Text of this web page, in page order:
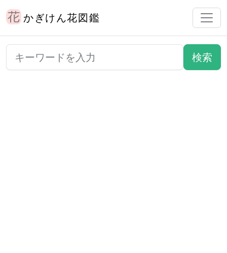
かぎけん花図鑑